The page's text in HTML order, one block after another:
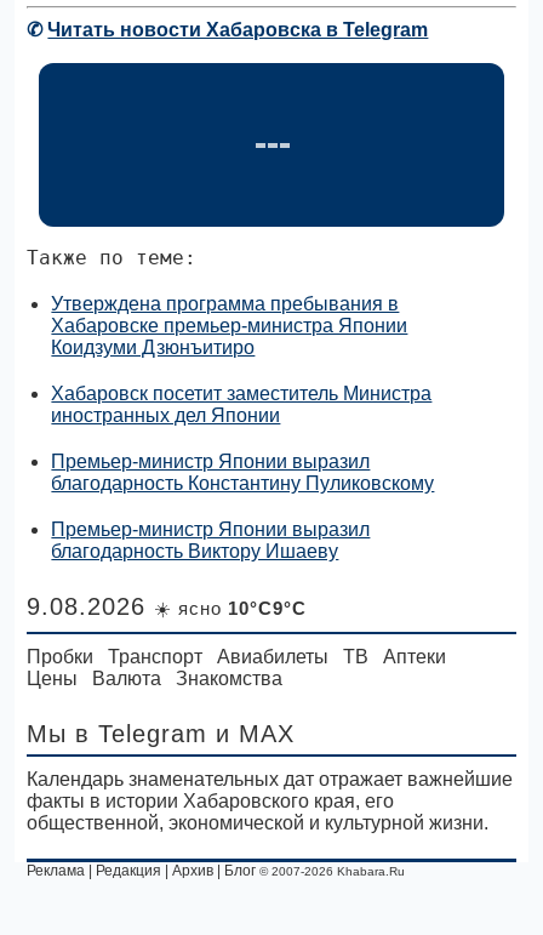
✆Читать новости Хабаровска в Telegram
Также по теме:
Утверждена программа пребывания в
Хабаровске премьер-министра Японии
Коидзуми Дзюнъитиро
Хабаровск посетит заместитель Министра
иностранных дел Японии
Премьер-министр Японии выразил
благодарность Константину Пуликовскому
Премьер-министр Японии выразил
благодарность Виктору Ишаеву
9.08.2026 ☀️ ясно 10°C9°C
Пробки Транспорт Авиабилеты ТВ
Аптеки
Цены
Валюта Знакомства
Мы в Telegram и MAX
Календарь знаменательных дат отражает важнейшие
факты в истории Хабаровского края, его
общественной, экономической и культурной жизни.
Реклама Редакция |Архив Блог © 2007-2026 Khabara.Ru